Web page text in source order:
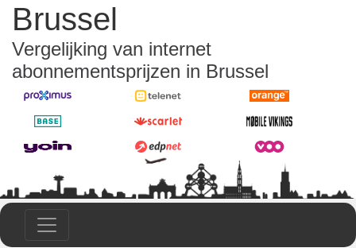
Brussel
Vergelijking van internet
abonnementsprijzen in Brussel